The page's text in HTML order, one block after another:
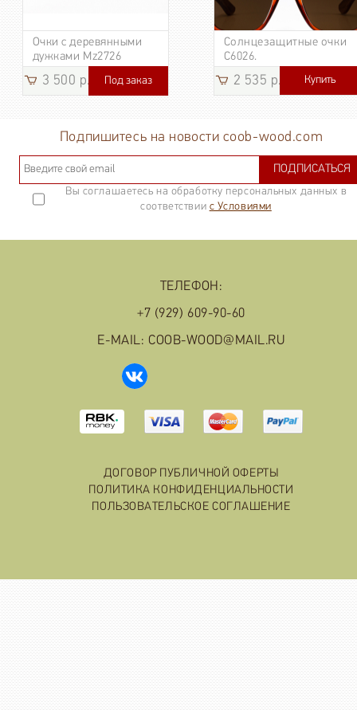
Очки с деревянными
дужками Mz2726
3 500 р. Под заказ
Солнцезащитные очки
C6026.
2 535 р. 3 185
Купить
Подпишитесь на новости coob-wood.com
ПОДПИСАТЬСЯ
Вы соглашаетесь на обработку персональных данных в
соответствии с Условиями
ТЕЛЕФОН:
+7 (929) 609-90-60
E-MAIL: COOB-WOOD@MAIL.RU
ДОГОВОР ПУБЛИЧНОЙ ОФЕРТЫ
ПОЛИТИКА КОНФИДЕНЦИАЛЬНОСТИ
ПОЛЬЗОВАТЕЛЬСКОЕ СОГЛАШЕНИЕ